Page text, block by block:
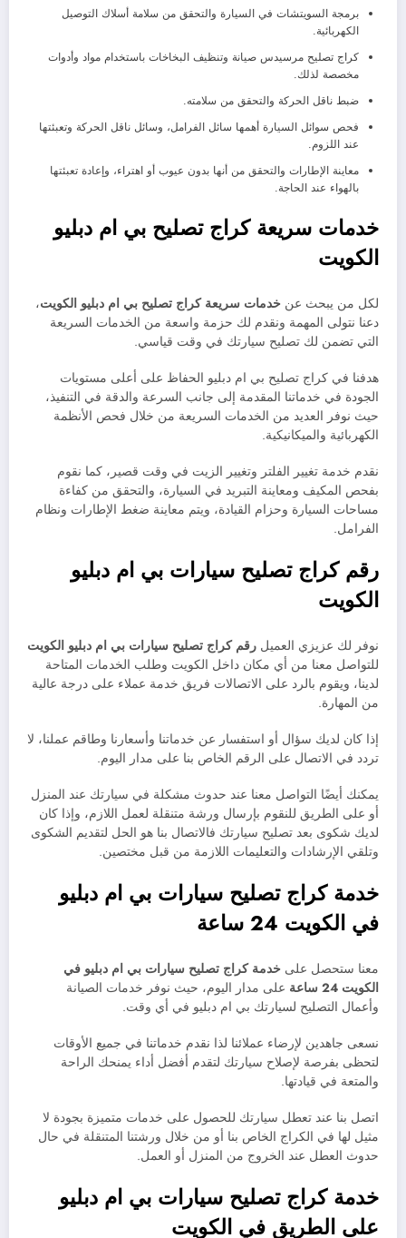
برمجة السويتشات في السيارة والتحقق من سلامة أسلاك التوصيل
الكهربائية.
كراج تصليح مرسيدس صيانة وتنظيف البخاخات باستخدام مواد وأدوات
مخصصة لذلك.
ضبط ناقل الحركة والتحقق من سلامته.
فحص سوائل السيارة أهمها سائل الفرامل، وسائل ناقل الحركة وتعبئتها
عند اللزوم.
معاينة الإطارات والتحقق من أنها بدون عيوب أو اهتراء، وإعادة تعبئتها
بالهواء عند الحاجة.
خدمات سريعة كراج تصليح بي ام دبليو
الكويت
لكل من يبحث عن خدمات سريعة كراج تصليح بي ام دبليو الكويت،
دعنا نتولى المهمة ونقدم لك حزمة واسعة من الخدمات السريعة
التي تضمن لك تصليح سيارتك في وقت قياسي.
هدفنا في كراج تصليح بي ام دبليو الحفاظ على أعلى مستويات
الجودة في خدماتنا المقدمة إلى جانب السرعة والدقة في التنفيذ،
حيث نوفر العديد من الخدمات السريعة من خلال فحص الأنظمة
الكهربائية والميكانيكية.
نقدم خدمة تغيير الفلتر وتغيير الزيت في وقت قصير، كما نقوم
بفحص المكيف ومعاينة التبريد في السيارة، والتحقق من كفاءة
مساحات السيارة وحزام القيادة، ويتم معاينة ضغط الإطارات ونظام
الفرامل.
رقم كراج تصليح سيارات بي ام دبليو
الكويت
نوفر لك عزيزي العميل رقم كراج تصليح سيارات بي ام دبليو الكويت
للتواصل معنا من أي مكان داخل الكويت وطلب الخدمات المتاحة
لدينا، ويقوم بالرد على الاتصالات فريق خدمة عملاء على درجة عالية
من المهارة.
إذا كان لديك سؤال أو استفسار عن خدماتنا وأسعارنا وطاقم عملنا، لا
تردد في الاتصال على الرقم الخاص بنا على مدار اليوم.
يمكنك أيضًا التواصل معنا عند حدوث مشكلة في سيارتك عند المنزل
أو على الطريق للنقوم بإرسال ورشة متنقلة لعمل اللازم، وإذا كان
لديك شكوى بعد تصليح سيارتك فالاتصال بنا هو الحل لتقديم الشكوى
وتلقي الإرشادات والتعليمات اللازمة من قبل مختصين.
خدمة كراج تصليح سيارات بي ام دبليو
في الكويت 24 ساعة
معنا ستحصل على خدمةكراج تصليح سيارات بي ام دبليو في
الكويت 24 ساعة
على مدار اليوم، حيث نوفر خدمات الصيانة
وأعمال التصليح لسيارتك بي ام دبليو في أي وقت.
نسعى جاهدين لإرضاء عملائنا لذا نقدم خدماتنا في جميع الأوقات
لتحظى بفرصة لإصلاح سيارتك لتقدم أفضل أداء يمنحك الراحة
والمتعة في قيادتها.
اتصل بنا عند تعطل سيارتك للحصول على خدمات متميزة بجودة لا
مثيل لها في الكراج الخاص بنا أو من خلال ورشتنا المتنقلة في حال
حدوث العطل عند الخروج من المنزل أو العمل.
خدمة كراج تصليح سيارات بي ام دبليو
على الطريق في الكويت